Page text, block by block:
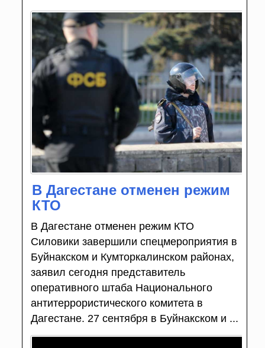
В Дагестане отменен режим
КТО
В Дагестане отменен режим КТО
Силовики завершили спецмероприятия в
Буйнакском и Кумторкалинском районах,
заявил сегодня представитель
оперативного штаба Национального
антитеррористического комитета в
Дагестане. 27 сентября в Буйнакском и ...